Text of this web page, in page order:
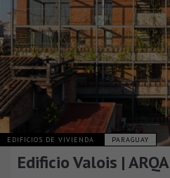
EDIFICIOS DE VIVIENDA PARAGUAY
Edificio Valois |